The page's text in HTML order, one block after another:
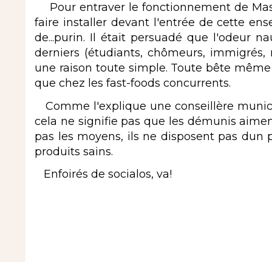
Pour entraver le fonctionnement de
faire installer devant l'entrée de cette
de...purin. Il était persuadé que l'odeur
derniers (étudiants, chômeurs,
une raison toute simple. Toute bête
que chez les fast-foods concurrents.
Comme l'explique une conseillère
cela ne signifie pas que les démunis
pas les moyens, ils ne disposent pas
produits sains.
Enfoirés de socialos, va!